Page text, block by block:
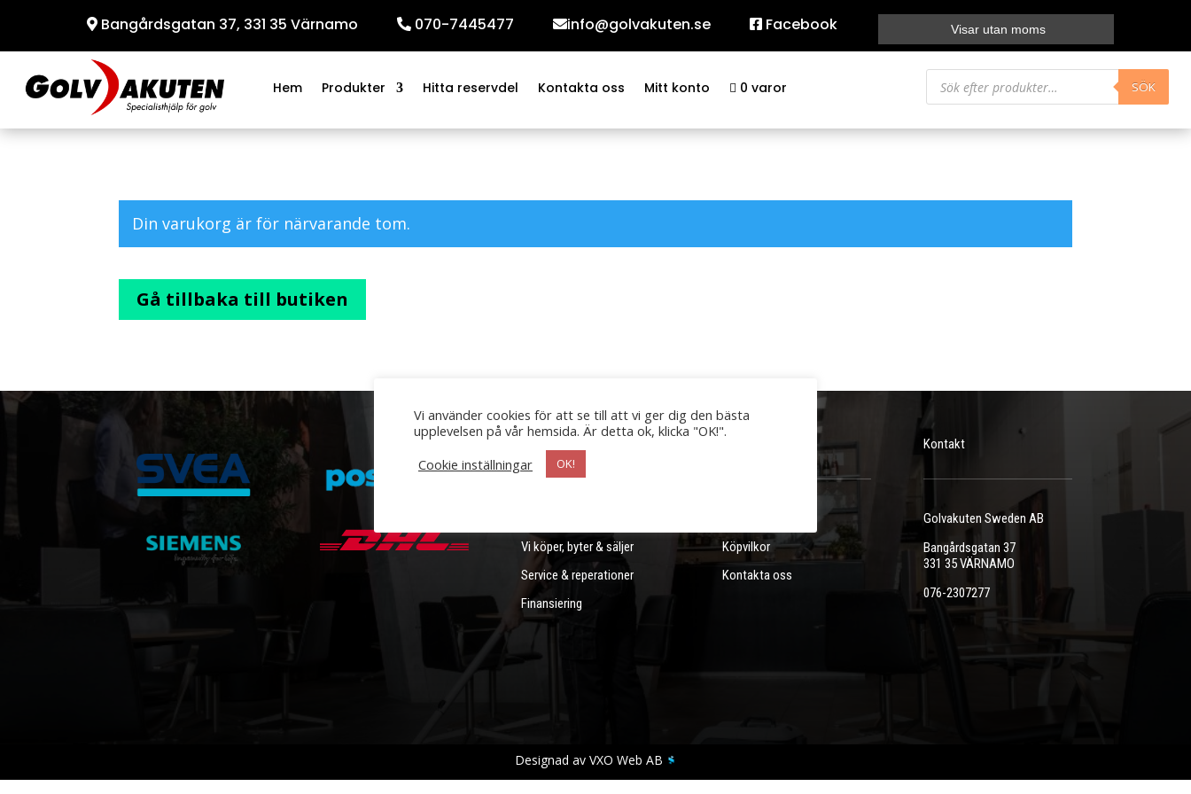
Bangårdsgatan 37, 331 35 Värnamo 070-7445477 info@golvakuten.se Facebook Visar utan moms
Hem Produkter Hitta reservdel Kontakta oss Mitt konto 0 varor
Produktsökning
SÖK
Din varukorg är för närvarande tom.
Gå tillbaka till butiken
Vi köper, byter & säljer
Service & reperationer
Finansiering
Köpvilkor
Kontakta oss
Kontakt
Golvakuten Sweden AB
Bangårdsgatan 37
331 35 VÄRNAMO
076-2307277
Designad av VXO Web AB
Vi använder cookies för att se till att vi ger dig den bästa
upplevelsen på vår hemsida. Är detta ok, klicka "OK!".
Cookie inställningar
OK!